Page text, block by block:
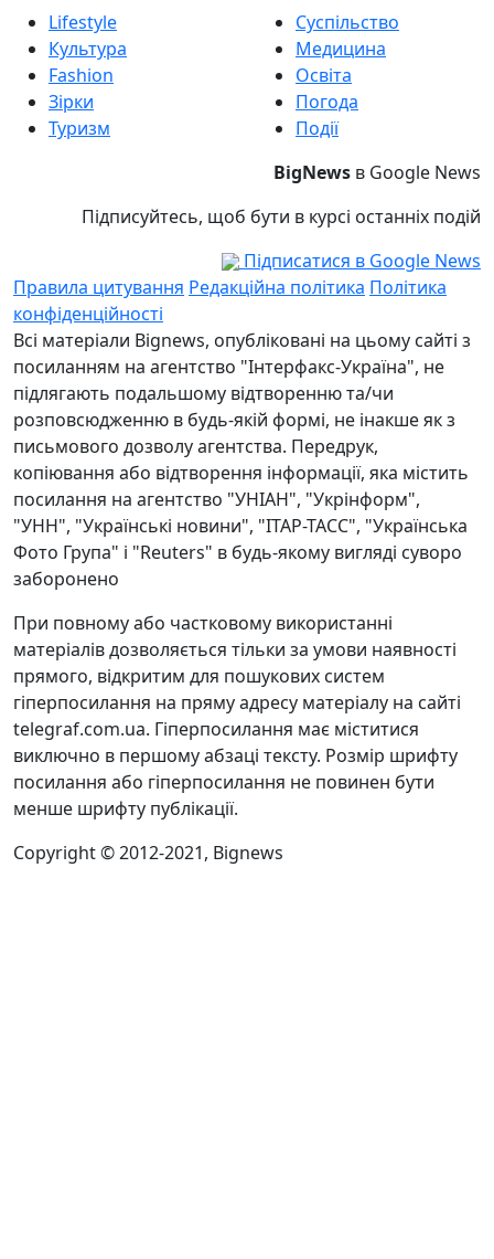
Lifestyle
Культура
Fashion
Зірки
Туризм
Суспільство
Медицина
Освіта
Погода
Події
BigNews в Google News
Підписуйтесь, щоб бути в курсі останніх подій
Підписатися в Google News
Правила цитування Редакційна політика Політика
конфіденційності
Всі матеріали Bignews, опубліковані на цьому сайті з
посиланням на агентство "Інтерфакс-Україна", не
підлягають подальшому відтворенню та/чи
розповсюдженню в будь-якій формі, не інакше як з
письмового дозволу агентства. Передрук,
копіювання або відтворення інформації, яка містить
посилання на агентство "УНІАН", "Укрінформ",
"УНН", "Українські новини", "ІТАР-ТАСС", "Українська
Фото Група" і "Reuters" в будь-якому вигляді суворо
заборонено
При повному або частковому використанні
матеріалів дозволяється тільки за умови наявності
прямого, відкритим для пошукових систем
гіперпосилання на пряму адресу матеріалу на сайті
telegraf.com.ua. Гіперпосилання має міститися
виключно в першому абзаці тексту. Розмір шрифту
посилання або гіперпосилання не повинен бути
менше шрифту публікації.
Copyright © 2012-2021, Bignews